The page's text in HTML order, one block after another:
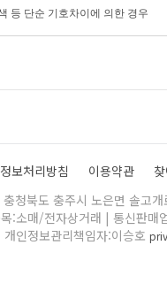
등 단순 기호차이에 의한 경우
보처리방침 이용약관
청북도 충주시 노은면 솔고
:소매/전자상거래 | 통신판매
인정보관리책임자:이승호